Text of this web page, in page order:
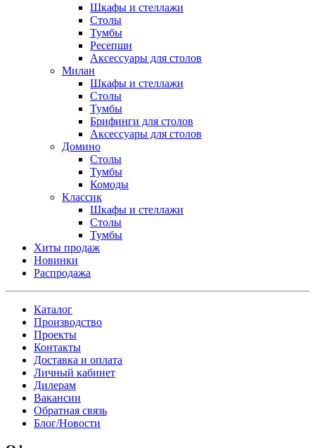
Шкафы и стеллажи
Столы
Тумбы
Ресепшн
Аксессуары для столов
Милан
Шкафы и стеллажи
Столы
Тумбы
Брифинги для столов
Аксессуары для столов
Домино
Столы
Тумбы
Комоды
Классик
Шкафы и стеллажи
Столы
Тумбы
Хиты продаж
Новинки
Распродажа
Каталог
Производство
Проекты
Контакты
Доставка и оплата
Личный кабинет
Дилерам
Вакансии
Обратная связь
Блог/Новости